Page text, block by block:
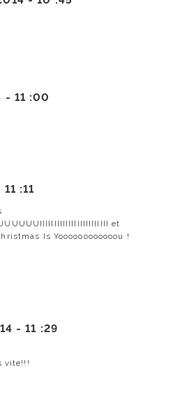
- 11 :00
11 :11
et
Is Yoooooooooooou !
-11 :29
vite!!!